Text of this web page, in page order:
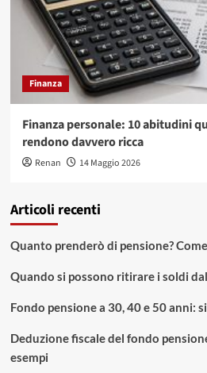
Finanza
Finanza personale: 10 abitudini
rendono davvero ricca
Renan 14 Maggio 2026
Articoli recenti
Quanto prenderò di pensione?
Quando si possono ritirare i soldi
Fondo pensione a 30, 40 e 50 anni:
Deduzione fiscale del fondo
esempi